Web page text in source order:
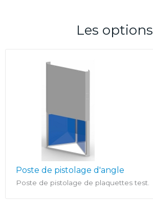
Les options
Poste de pistolage d'angle
Poste de pistolage de plaquettes test.